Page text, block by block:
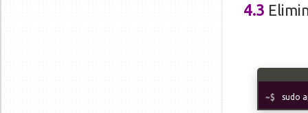
4.3
sudo